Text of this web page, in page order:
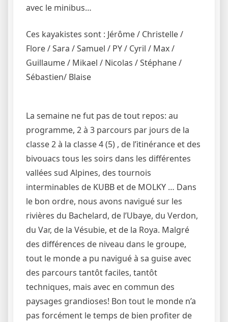
avec le minibus…
Ces kayakistes sont : Jérôme / Christelle /
Flore / Sara / Samuel / PY / Cyril / Max /
Guillaume / Mikael / Nicolas / Stéphane /
Sébastien/ Blaise
La semaine ne fut pas de tout repos: au
programme, 2 à 3 parcours par jours de la
classe 2 à la classe 4 (5) , de l’itinérance et des
bivouacs tous les soirs dans les différentes
vallées sud Alpines, des tournois
interminables de KUBB et de MOLKY … Dans
le bon ordre, nous avons navigué sur les
rivières du Bachelard, de l’Ubaye, du Verdon,
du Var, de la Vésubie, et de la Roya. Malgré
des différences de niveau dans le groupe,
tout le monde a pu navigué à sa guise avec
des parcours tantôt faciles, tantôt
techniques, mais avec en commun des
paysages grandioses! Bon tout le monde n’a
pas forcément le temps de bien profiter de